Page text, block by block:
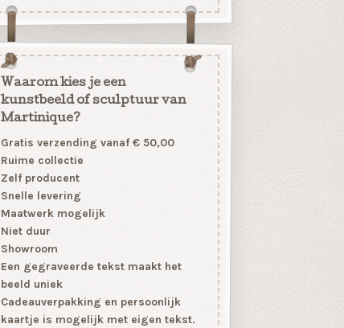
Waarom kies je een
kunstbeeld of sculptuur van
Martinique?
Gratis verzending vanaf € 50,00
Ruime collectie
Zelf producent
Snelle levering
Maatwerk mogelijk
Niet duur
Showroom
Een gegraveerde tekst maakt het
beeld uniek
Cadeauverpakking en persoonlijk
kaartje is mogelijk met eigen tekst.